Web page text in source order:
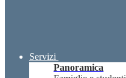
Servizi
Panoramica